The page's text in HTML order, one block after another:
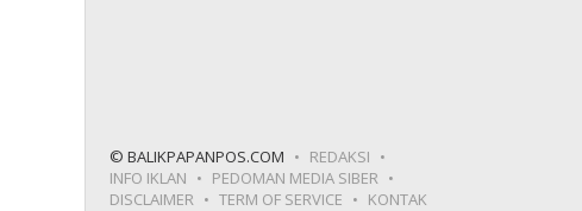
© BALIKPAPANPOS.COM
REDAKSI
INFO IKLAN
PEDOMAN MEDIA SIBER
DISCLAIMER
TERM OF SERVICE KONTAK